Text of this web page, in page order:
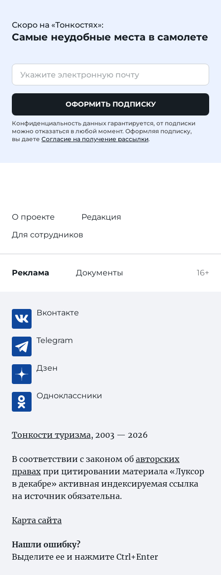
Скоро на «Тонкостях»:
Самые неудобные места в самолете
ОФОРМИТЬ ПОДПИСКУ
Конфиденциальность данных гарантируется, от подписки
можно отказаться в любой момент. Оформляя подписку,
вы даете Согласие на получение рассылки.
О проекте
Редакция
Для сотрудников
16+
Реклама Документы
Вконтакте
Telegram
Дзен
Одноклассники
Тонкости туризма, 2003 — 2026
В соответствии с законом об авторских
правах при цитировании материала «Луксор
в декабре» активная индексируемая ссылка
на источник обязательна.
Карта сайта
Нашли ошибку?
Выделите ее и нажмите Ctrl+Enter